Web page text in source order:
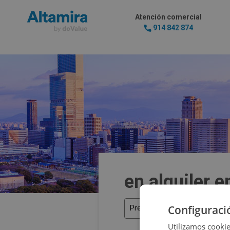
Atención comercial
914 842 874
en alquiler
Precio
Utilizamos